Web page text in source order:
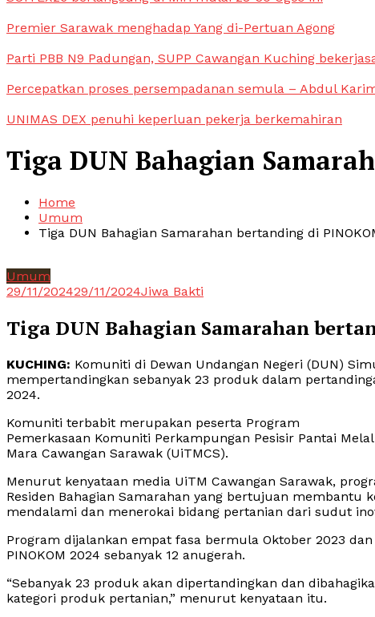
Premier Sarawak menghadap Yang di-Pertuan Agong
Parti PBB N9 Padungan, SUPP Cawangan Kuching
Percepatkan proses persempadanan semula – Abdul
UNIMAS DEX penuhi keperluan pekerja berkemahiran
Tiga DUN Bahagian
Home
Umum
Tiga DUN Bahagian Samarahan bertanding di
Umum
29/11/202429/11/2024Jiwa Bakti
Tiga DUN Bahagian Samarahan
KUCHING: Komuniti di Dewan Undangan Negeri (DUN)
mempertandingkan sebanyak 23 produk dalam
2024.
Komuniti terbabit merupakan peserta Program
Pemerkasaan Komuniti Perkampungan Pesisir Pantai
Mara Cawangan Sarawak (UiTMCS).
Menurut kenyataan media UiTM Cawangan Sarawak,
Residen Bahagian Samarahan yang bertujuan membantu
mendalami dan menerokai bidang pertanian dari sudut
Program dijalankan empat fasa bermula Oktober 2023
PINOKOM 2024 sebanyak 12 anugerah.
“Sebanyak 23 produk akan dipertandingkan dan
kategori produk pertanian,” menurut kenyataan itu.